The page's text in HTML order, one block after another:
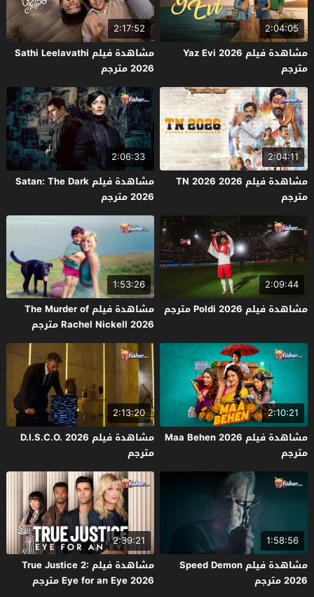
2:04:05
مشاهدة فيلم Yaz Evi 2026
مترجم
2:17:52
مشاهدة فيلم Sathi Leelavathi
2026 مترجم
2:04:11
مشاهدة فيلم TN 2026 2026
مترجم
2:06:33
مشاهدة فيلم Satan: The Dark
2026 مترجم
2:09:44
مشاهدة فيلم Poldi 2026 مترجم
1:53:26
مشاهدة فيلم The Murder of
Rachel Nickell 2026 مترجم
2:10:21
مشاهدة فيلم Maa Behen 2026
مترجم
2:13:20
مشاهدة فيلم D.I.S.C.O. 2026
مترجم
1:58:56
مشاهدة فيلم Speed Demon
2026 مترجم
2:39:21
مشاهدة فيلم True Justice 2:
Eye for an Eye 2026 مترجم